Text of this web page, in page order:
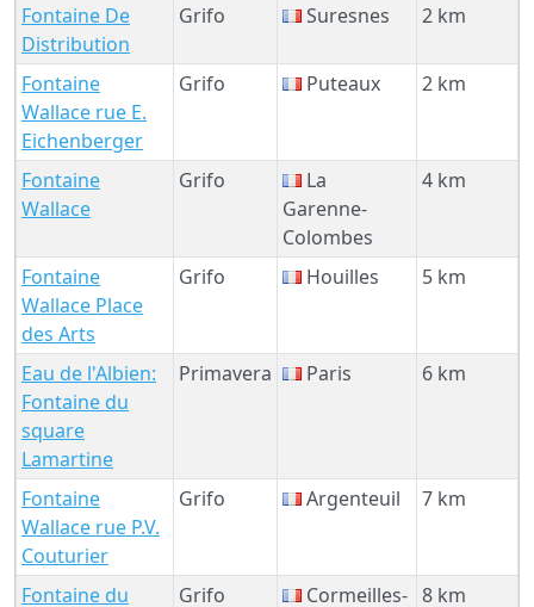
Fontaine De
Distribution
Grifo Suresnes 2 km
Fontaine
Wallace rue E.
Eichenberger
Grifo Puteaux 2 km
Fontaine
Wallace
Grifo
La
Garenne-
Colombes
4 km
Fontaine
Wallace Place
des Arts
Grifo Houilles 5 km
Eau de l'Albien:
Fontaine du
square
Lamartine
Primavera Paris 6 km
Fontaine
Wallace rue P.V.
Couturier
Grifo Argenteuil 7 km
Fontaine du Grifo Cormeilles- 8 km